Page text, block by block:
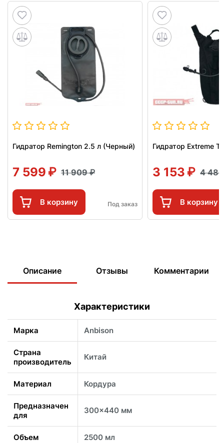
Гидратор Remington 2.5 л (Черный)
7 599 11 909
В корзину Под заказ
Гидратор Extreme
3 153 4
В корзину
Описание Отзывы Комментарии
Характеристики
Марка Anbison
Страна
производитель
Китай
Материал Кордура
Предназначен
для
300x440 мм
Объем 2500 мл